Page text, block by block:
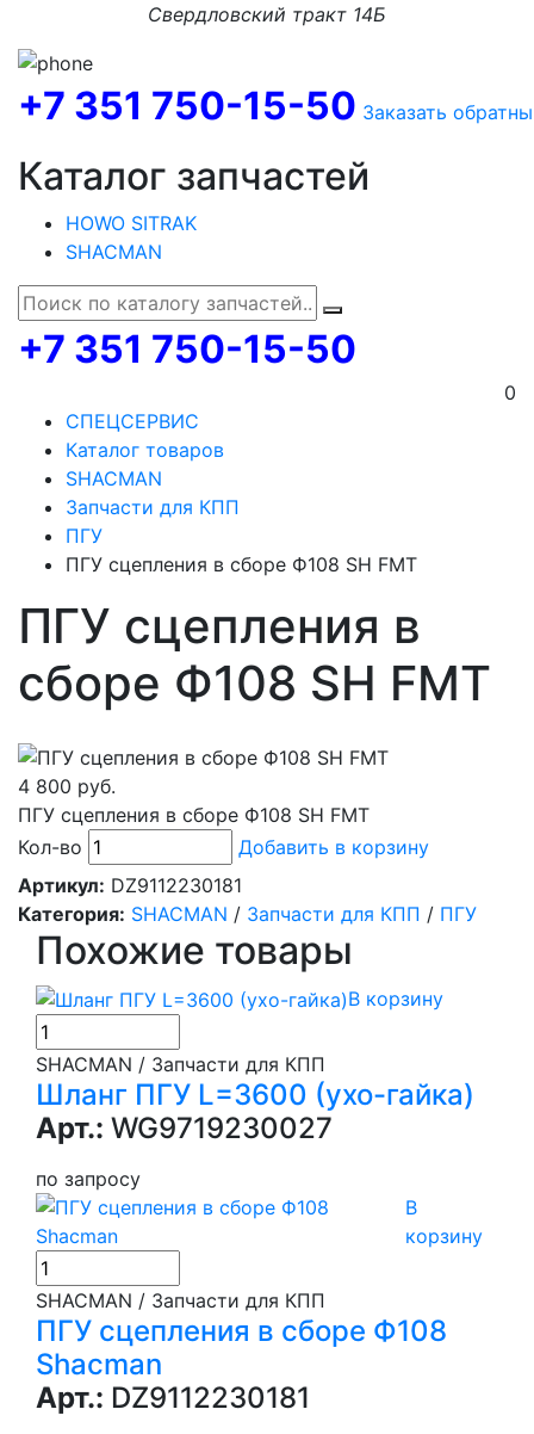
Свердловский тракт 14Б
+7 351 750-15-50 Заказать
Каталог запчастей
HOWO SITRAK
SHACMAN
+7 351 750-15-50
0
СПЕЦСЕРВИС
Каталог товаров
SHACMAN
Запчасти для КПП
ПГУ
ПГУ сцепления в сборе Ф108 SH FMT
ПГУ сцепления в
сборе Ф108 SH FMT
4 800 руб.
ПГУ сцепления в сборе Ф108 SH FMT
Кол-во
Добавить в корзину
Артикул: DZ9112230181
Категория: SHACMAN / Запчасти для КПП / ПГУ
Похожие товары
В корзину
SHACMAN / Запчасти для КПП
Шланг ПГУ L=3600 (ухо-гайка)
Арт.: WG9719230027
по запросу
В
корзину
SHACMAN / Запчасти для КПП
ПГУ сцепления в сборе Ф108
Shacman
Арт.: DZ9112230181